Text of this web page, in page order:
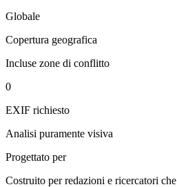
Globale
Copertura geografica
Incluse zone di conflitto
0
EXIF richiesto
Analisi puramente visiva
Progettato per
Costruito per redazioni e ricercatori